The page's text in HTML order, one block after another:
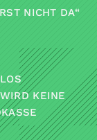
NICHT DA“
KEINE